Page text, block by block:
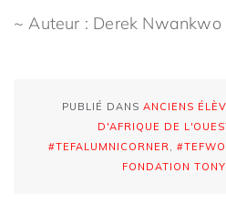
~ Auteur : Derek Nwankwo
PUBLIÉ DANS ANCIENS
D'AFRIQUE DE
#TEFALUMNICORNER
FONDATION